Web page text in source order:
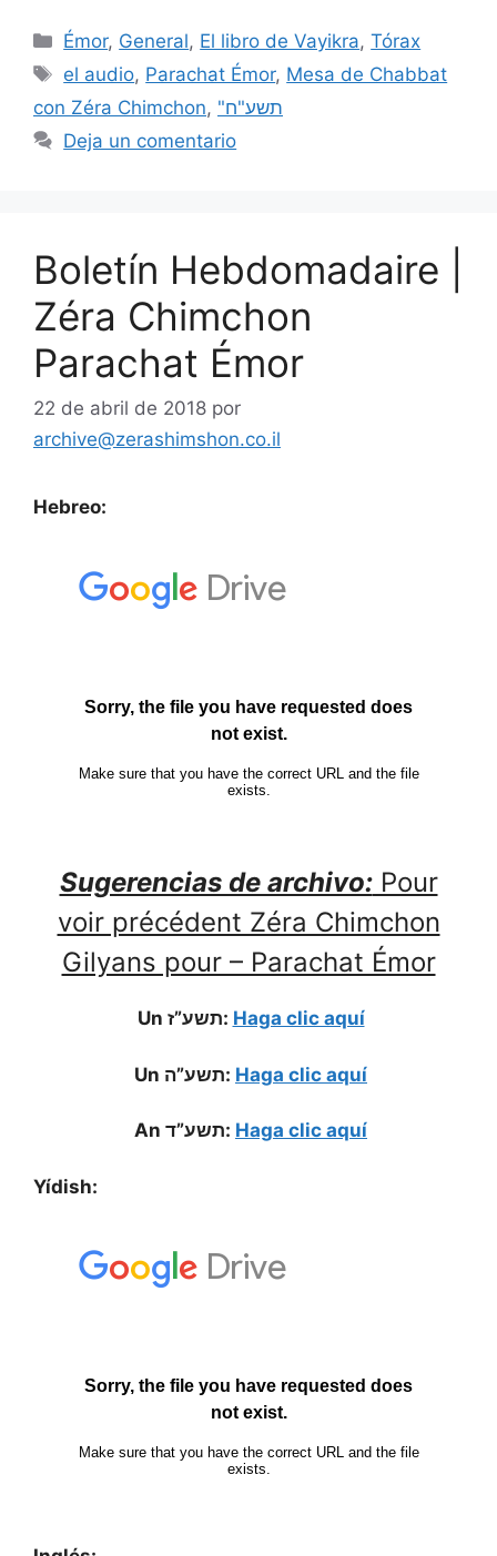
Émor, General, El libro de Vayikra,Tórax
el audio, Parachat Émor, Mesa de Chabbat
con Zéra Chimchon,
"תשע"ח
Deja un comentario
Boletín Hebdomadaire |
Zéra Chimchon
Parachat Émor
22 de abril de 2018 por
archive@zerashimshon.co.il
Hebreo:
Sugerencias de archivo:Pour
voir précédent Zéra Chimchon
Gilyans pour – Parachat Émor
Un תשע”ז: Haga clic aquí
Un תשע”ה: Haga clic aquí
An תשע”ד: Haga clic aquí
Yídish: